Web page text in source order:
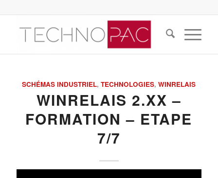
SCHÉMAS INDUSTRIEL,TECHNOLOGIES,WINRELAIS
WINRELAIS 2.XX –
FORMATION – ETAPE
7/7